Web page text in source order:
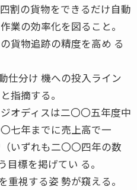
割の貨物をできるだけ自動
業の効率化を図ること。
貨物追跡の精度を高め る
仕分け 機への投入ライン
指摘する。
オディスは二〇〇五年度中
七年までに売上高で一
いずれも二〇〇四年の数
標を掲げてい る。
重視する姿 勢が窺える。